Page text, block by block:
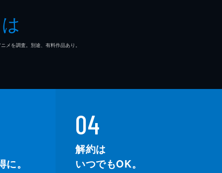
を調査。別途、有料作品あり。
。
04
解約は
いつでもOK。